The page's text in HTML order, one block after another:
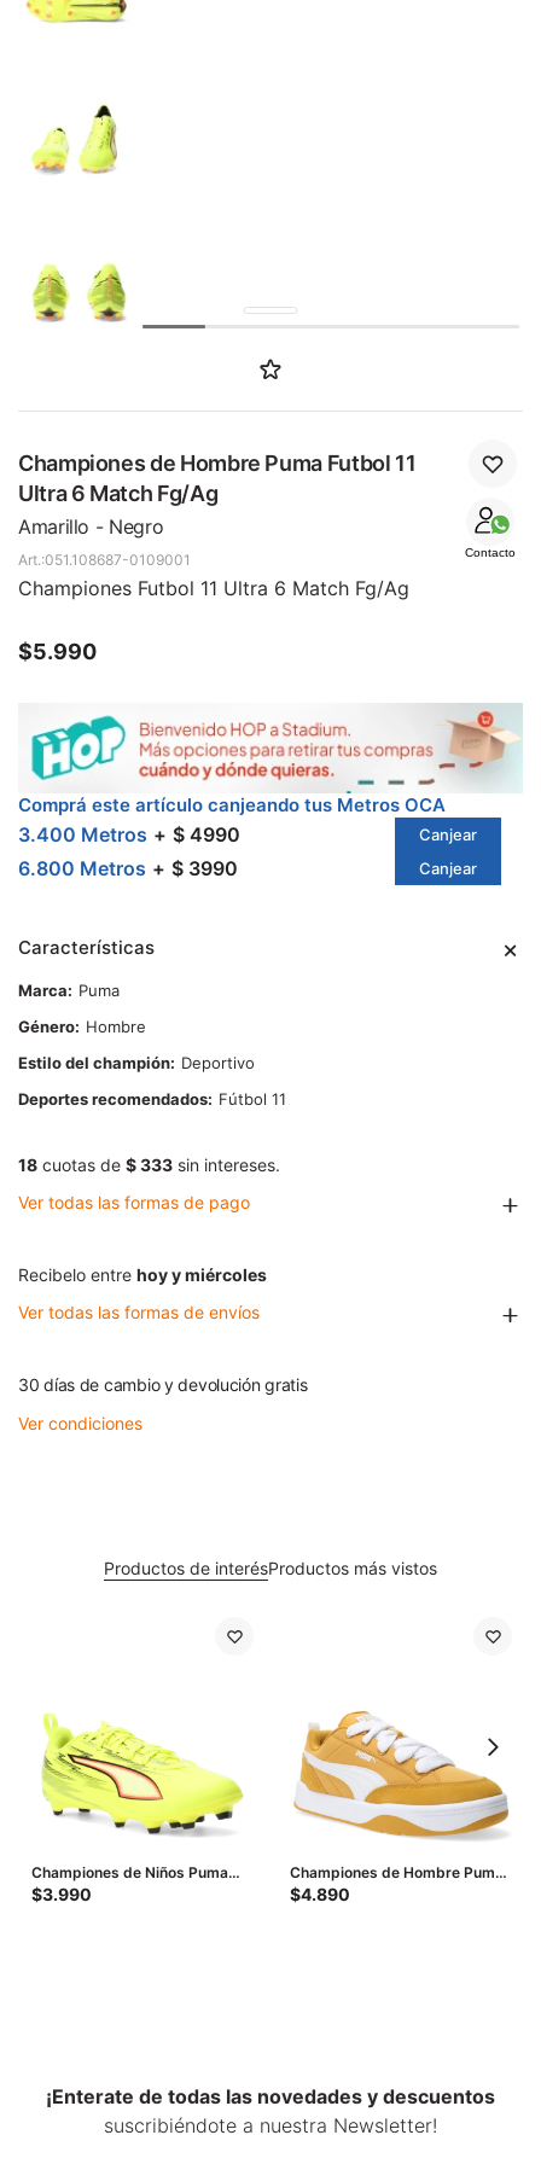
Championes de Hombre Puma Futbol 11
Ultra 6 Match Fg/Ag
Amarillo - Negro
Contacto
051.108687-0109001
Championes Futbol 11 Ultra 6 Match Fg/Ag
$5.990
Comprá este artículo canjeando tus Metros OCA
3.400 Metros $ 4990 Canjear
6.800 Metros $ 3990 Canjear
Características
Marca
Puma
Género
Hombre
Estilo del champión
Deportivo
Deportes recomendados
Fútbol 11
18 cuotas de $ 333 sin intereses.
Ver todas las formas de pago
Recibelo entre hoy y miércoles
Ver todas las formas de envíos
30 días de cambio y devolución gratis
Ver condiciones
Productos de interésProductos más vistos
Championes de Niños Puma
Futbol 11 Ultra 6 Play Fg/Ag
$3.990
Championes de Hombre Puma
Park Lifestyle Street - Amarillo
$4.890
¡Enterate de todas las novedades y descuentos
suscribiéndote a nuestra Newsletter!